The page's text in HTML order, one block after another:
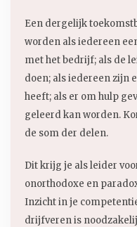
Een dergelijk
worden als iedereen
met het bedrijf; als de
doen; als iedereen zijn
heeft; als er om hulp
geleerd kan worden.
de som der delen.
Dit krijg je als leider
onorthodoxe en
Inzicht in je
drijfveren is